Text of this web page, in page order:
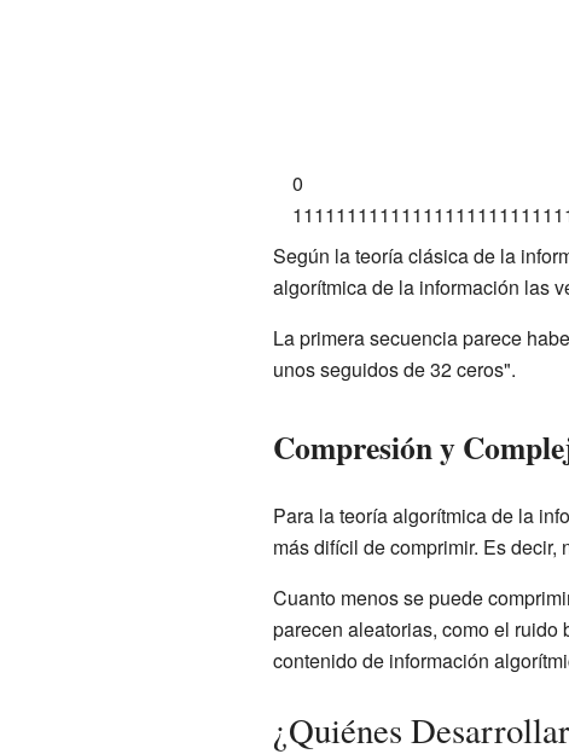
0
Según la teoría clásica de la
algorítmica de la información las
La primera secuencia parece
unos seguidos de 32 ceros".
Compresión y
Para la teoría algorítmica de la
más difícil de comprimir. Es decir,
Cuanto menos se puede
parecen aleatorias, como el ruido
contenido de información
¿Quiénes